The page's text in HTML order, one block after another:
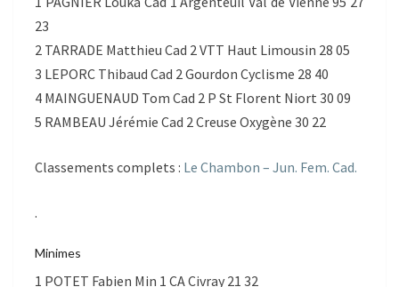
23
2 TARRADE Matthieu Cad 2 VTT Haut Limousin 28 05
3 LEPORC Thibaud Cad 2 Gourdon Cyclisme 28 40
4 MAINGUENAUD Tom Cad 2 P St Florent Niort 30 09
5 RAMBEAU Jérémie Cad 2 Creuse Oxygène 30 22
Classements complets : Le Chambon – Jun. Fem. Cad.
.
Minimes
1 POTET Fabien Min 1 CA Civray 21 32